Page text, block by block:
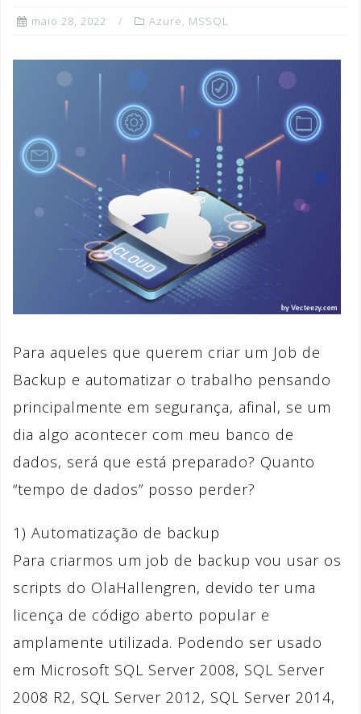
maio 28, 2022 Azure, MSSQL
Para aqueles que querem criar um Job de
Backup e automatizar o trabalho pensando
principalmente em segurança, afinal, se um
dia algo acontecer com meu banco de
dados, será que está preparado? Quanto
“tempo de dados” posso perder?
1) Automatização de backup
Para criarmos um job de backup vou usar os
scripts do OlaHallengren, devido ter uma
licença de código aberto popular e
amplamente utilizada. Podendo ser usado
em Microsoft SQL Server 2008, SQL Server
2008 R2, SQL Server 2012, SQL Server 2014,